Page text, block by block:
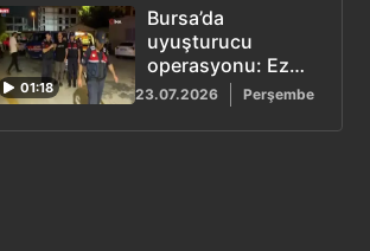
01:18
Bursa’da
uyuşturucu
operasyonu: Ezel
Akay gözaltında!
23.07.2026 Perşembe